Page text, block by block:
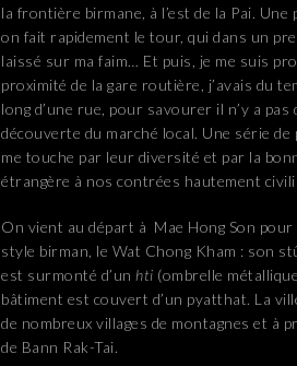
la frontière birmane, à l’est de la Pai.
on fait rapidement le tour, qui dans un
laissé sur ma faim… Et puis, je me suis
proximité de la gare routière, j’avais du
long d’une rue, pour savourer il n’y a pas
découverte du marché local. Une série
me touche par leur diversité et par la
étrangère à nos contrées hautement
On vient au départ à Mae Hong Son pour
style birman, le Wat Chong Kham : son
est surmonté d’un hti (ombrelle
bâtiment est couvert d’un pyatthat. La
de nombreux villages de montagnes et à
de Bann Rak-Tai.